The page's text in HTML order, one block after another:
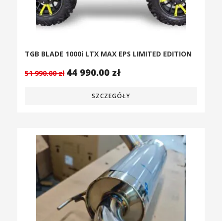
TGB BLADE 1000i LTX MAX EPS LIMITED EDITION
51 990.00zł 44 990.00 zł
SZCZEGÓŁY